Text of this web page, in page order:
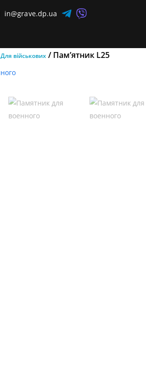
in@grave.dp.ua  
Для військових/ Пам’ятник L25